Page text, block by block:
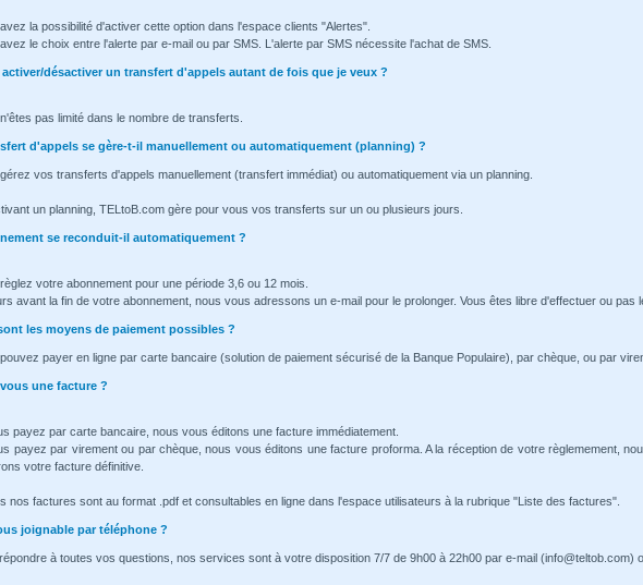
la possibilité d'activer cette option dans l'espace clients "Alertes".
le choix entre l'alerte par e-mail ou par SMS. L'alerte par SMS nécessite l'achat de SMS.
activer/désactiver un transfert d'appels autant de fois que je veux ?
pas limité dans le nombre de transferts.
d'appels se gère-t-il manuellement ou automatiquement (planning) ?
vos transferts d'appels manuellement (transfert immédiat) ou automatiquement via un planning.
un planning, TELtoB.com gère pour vous vos transferts sur un ou plusieurs jours.
se reconduit-il automatiquement ?
votre abonnement pour une période 3,6 ou 12 mois.
avant la fin de votre abonnement, nous vous adressons un e-mail pour le prolonger. Vous êtes libre d'effectuer ou pas
les moyens de paiement possibles ?
payer en ligne par carte bancaire (solution de paiement sécurisé de la Banque Populaire), par chèque, ou par
une facture ?
payez par carte bancaire, nous vous éditons une facture immédiatement.
payez par virement ou par chèque, nous vous éditons une facture proforma. A la réception de votre règlemement,
votre facture définitive.
nos factures sont au format .pdf et consultables en ligne dans l'espace utilisateurs à la rubrique "Liste des factures".
joignable par téléphone ?
à toutes vos questions, nos services sont à votre disposition 7/7 de 9h00 à 22h00 par e-mail (info@teltob.com)